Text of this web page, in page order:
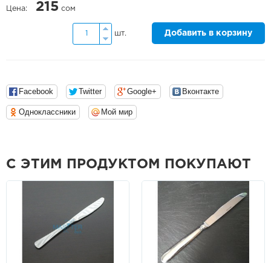
Цена: 215 сом
шт. Добавить в корзину
Facebook Twitter Google+ Вконтакте
Одноклассники Мой мир
С ЭТИМ ПРОДУКТОМ ПОКУПАЮТ